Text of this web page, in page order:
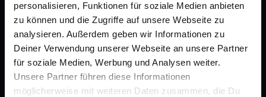
personalisieren, Funktionen für soziale Medien anbieten
zu können und die Zugriffe auf unsere Webseite zu
analysieren. Außerdem geben wir Informationen zu
Deiner Verwendung unserer Webseite an unsere Partner
für soziale Medien, Werbung und Analysen weiter.
Unsere Partner führen diese Informationen
möglicherweise mit weiteren Daten zusammen, die Du
gesund.de
Über uns
Karriere
Newsletter